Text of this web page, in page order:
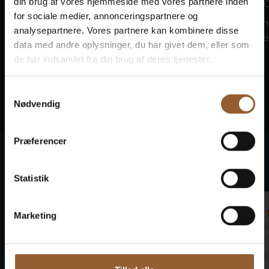
for sociale medier, annonceringspartnere og
analysepartnere. Vores partnere kan kombinere disse
data med andre oplysninger, du har givet dem, eller som
de har indsamlet fra din brug af deres tjenester.
Nødvendig
Præferencer
Statistik
Marketing
8. august kl. 10:00
Tag med vikingerne på Bork
Vikingemarked den 7.–9....
9. august kl.
Tag med
Marco Jan
22.